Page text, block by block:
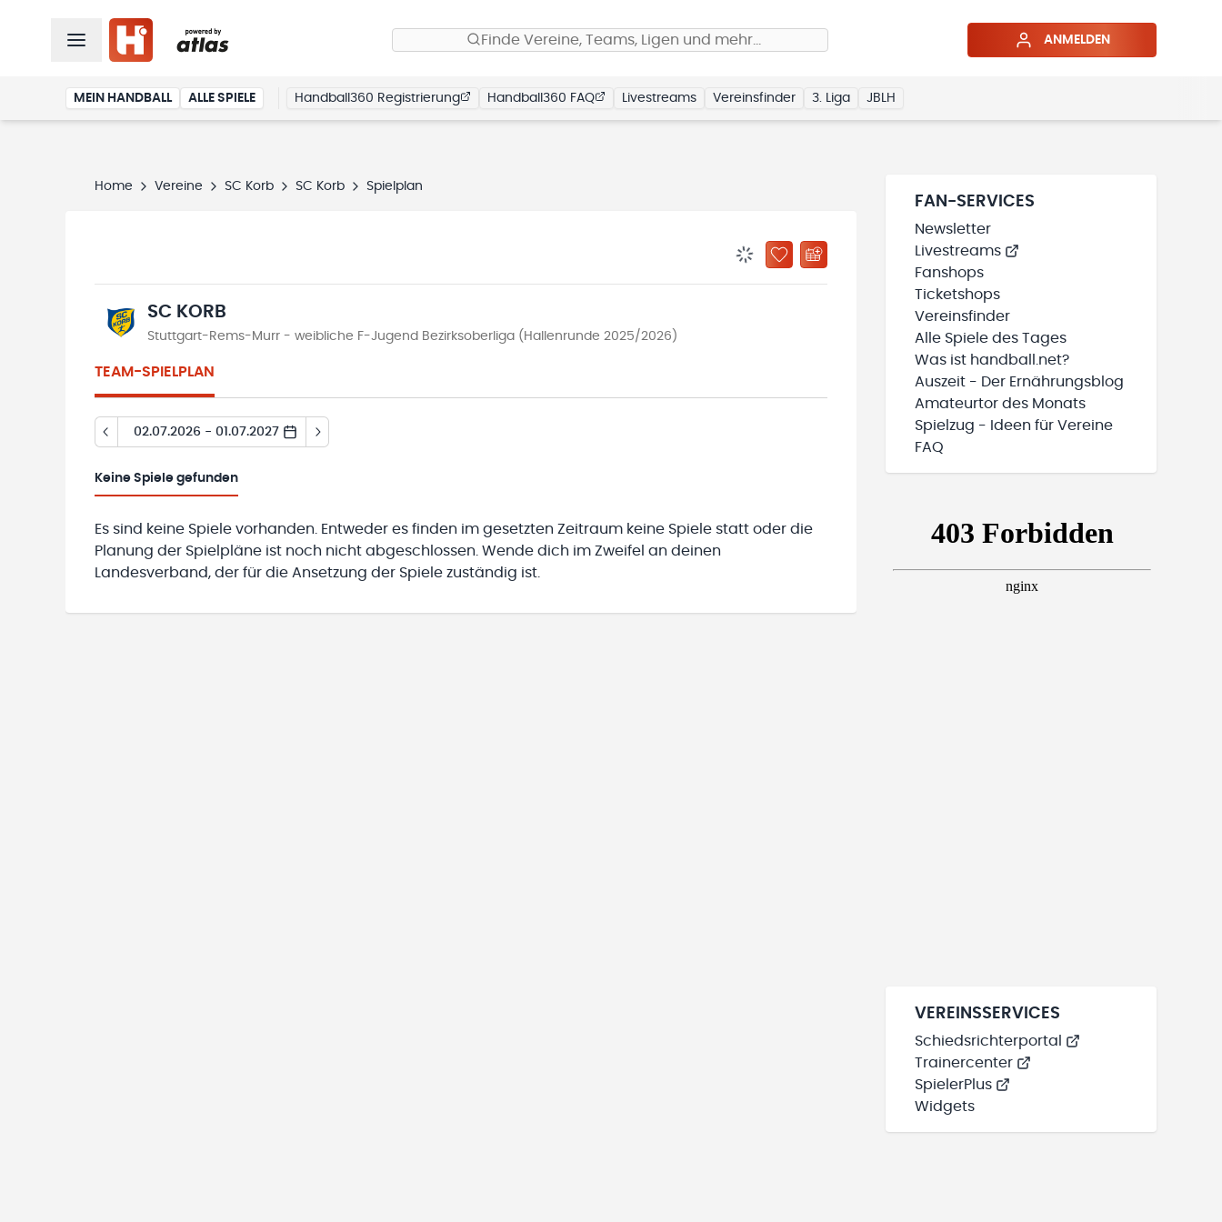
Finde Vereine, Teams, Ligen und mehr… ANMELDEN
MEIN HANDBALL ALLE SPIELE Handball360 Registrierung Handball360 FAQ Livestreams Vereinsfinder 3. Liga JBLH
Home Vereine SC Korb SC Korb Spielplan
BENACHRICHTIGUNGSSTATUS WIRD GELADEN
ZU „MEINE TEAMS“ HINZUFÜGEN
SC KORB
Stuttgart-Rems-Murr - weibliche F-Jugend Bezirksoberliga (Hallenrunde 2025/2026)
TEAM-SPIELPLAN
02.07.2026 - 01.07.2027
Keine Spiele gefunden
Es sind keine Spiele vorhanden. Entweder es finden im gesetzten Zeitraum keine Spiele statt oder die
Planung der Spielpläne ist noch nicht abgeschlossen. Wende dich im Zweifel an deinen
Landesverband, der für die Ansetzung der Spiele zuständig ist.
FAN-SERVICES
Newsletter
Livestreams
Fanshops
Ticketshops
Vereinsfinder
Alle Spiele des Tages
Was ist handball.net?
Auszeit - Der Ernährungsblog
Amateurtor des Monats
Spielzug - Ideen für Vereine
FAQ
VEREINSSERVICES
Schiedsrichterportal
Trainercenter
SpielerPlus
Widgets